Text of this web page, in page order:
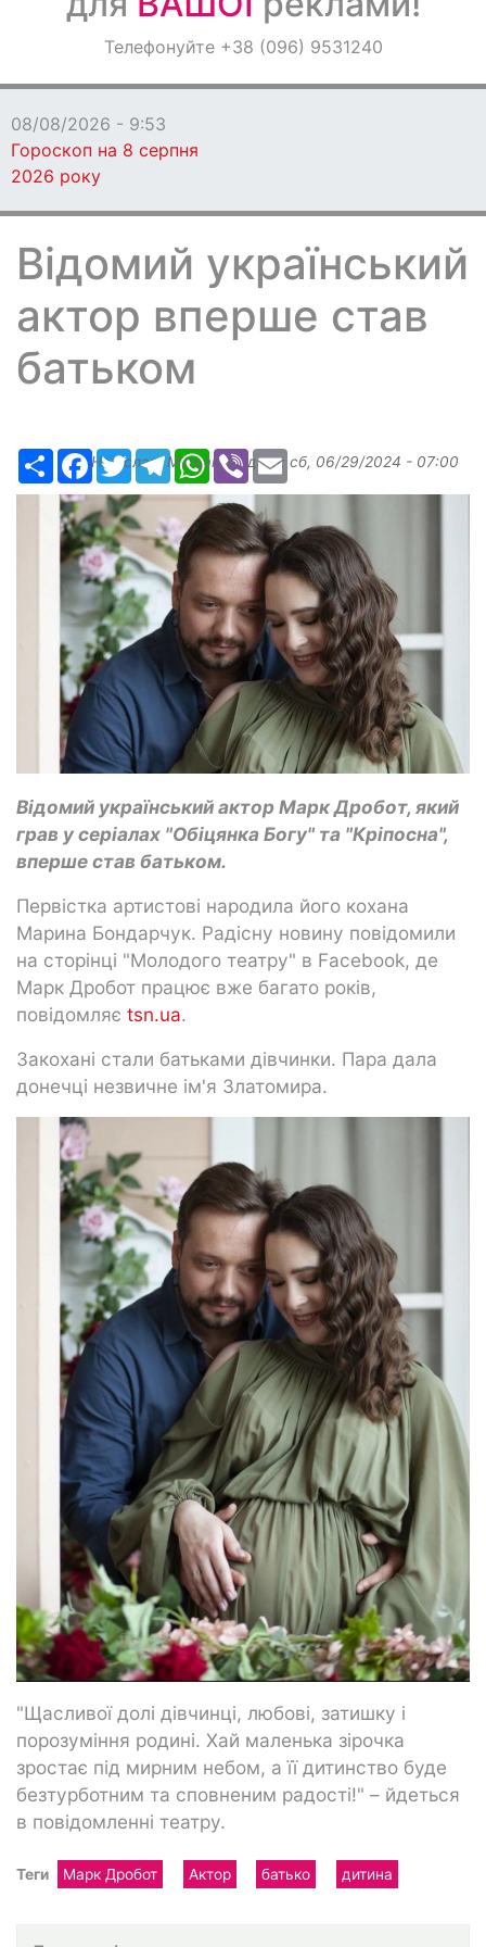
ОголошенняТелефонуйте +38 (096) 9531240
08/08/2026 - 9:53
Гороскоп на 8 серпня
2026 року
Відомий український
актор вперше став
батьком
РесурсFacebook
TwitterTelegramWhatsApp
ViberEmail
Надіслав:Margarita, дата: сб, 06/29/2024 - 07:00
Відомий український актор Марк Дробот, який
грав у серіалах "Обіцянка Богу" та "Кріпосна",
вперше став батьком.
Первістка артистові народила його кохана
Марина Бондарчук. Радісну новину повідомили
на сторінці "Молодого театру" в Facebook, де
Марк Дробот працює вже багато років,
повідомляє tsn.ua.
Закохані стали батьками дівчинки. Пара дала
донечці незвичне ім'я Златомира.
"Щасливої долі дівчинці, любові, затишку і
порозуміння родині. Хай маленька зірочка
зростає під мирним небом, а її дитинство буде
безтурботним та сповненим радості!" – йдеться
в повідомленні театру.
Теги Марк Дробот Актор батько дитина